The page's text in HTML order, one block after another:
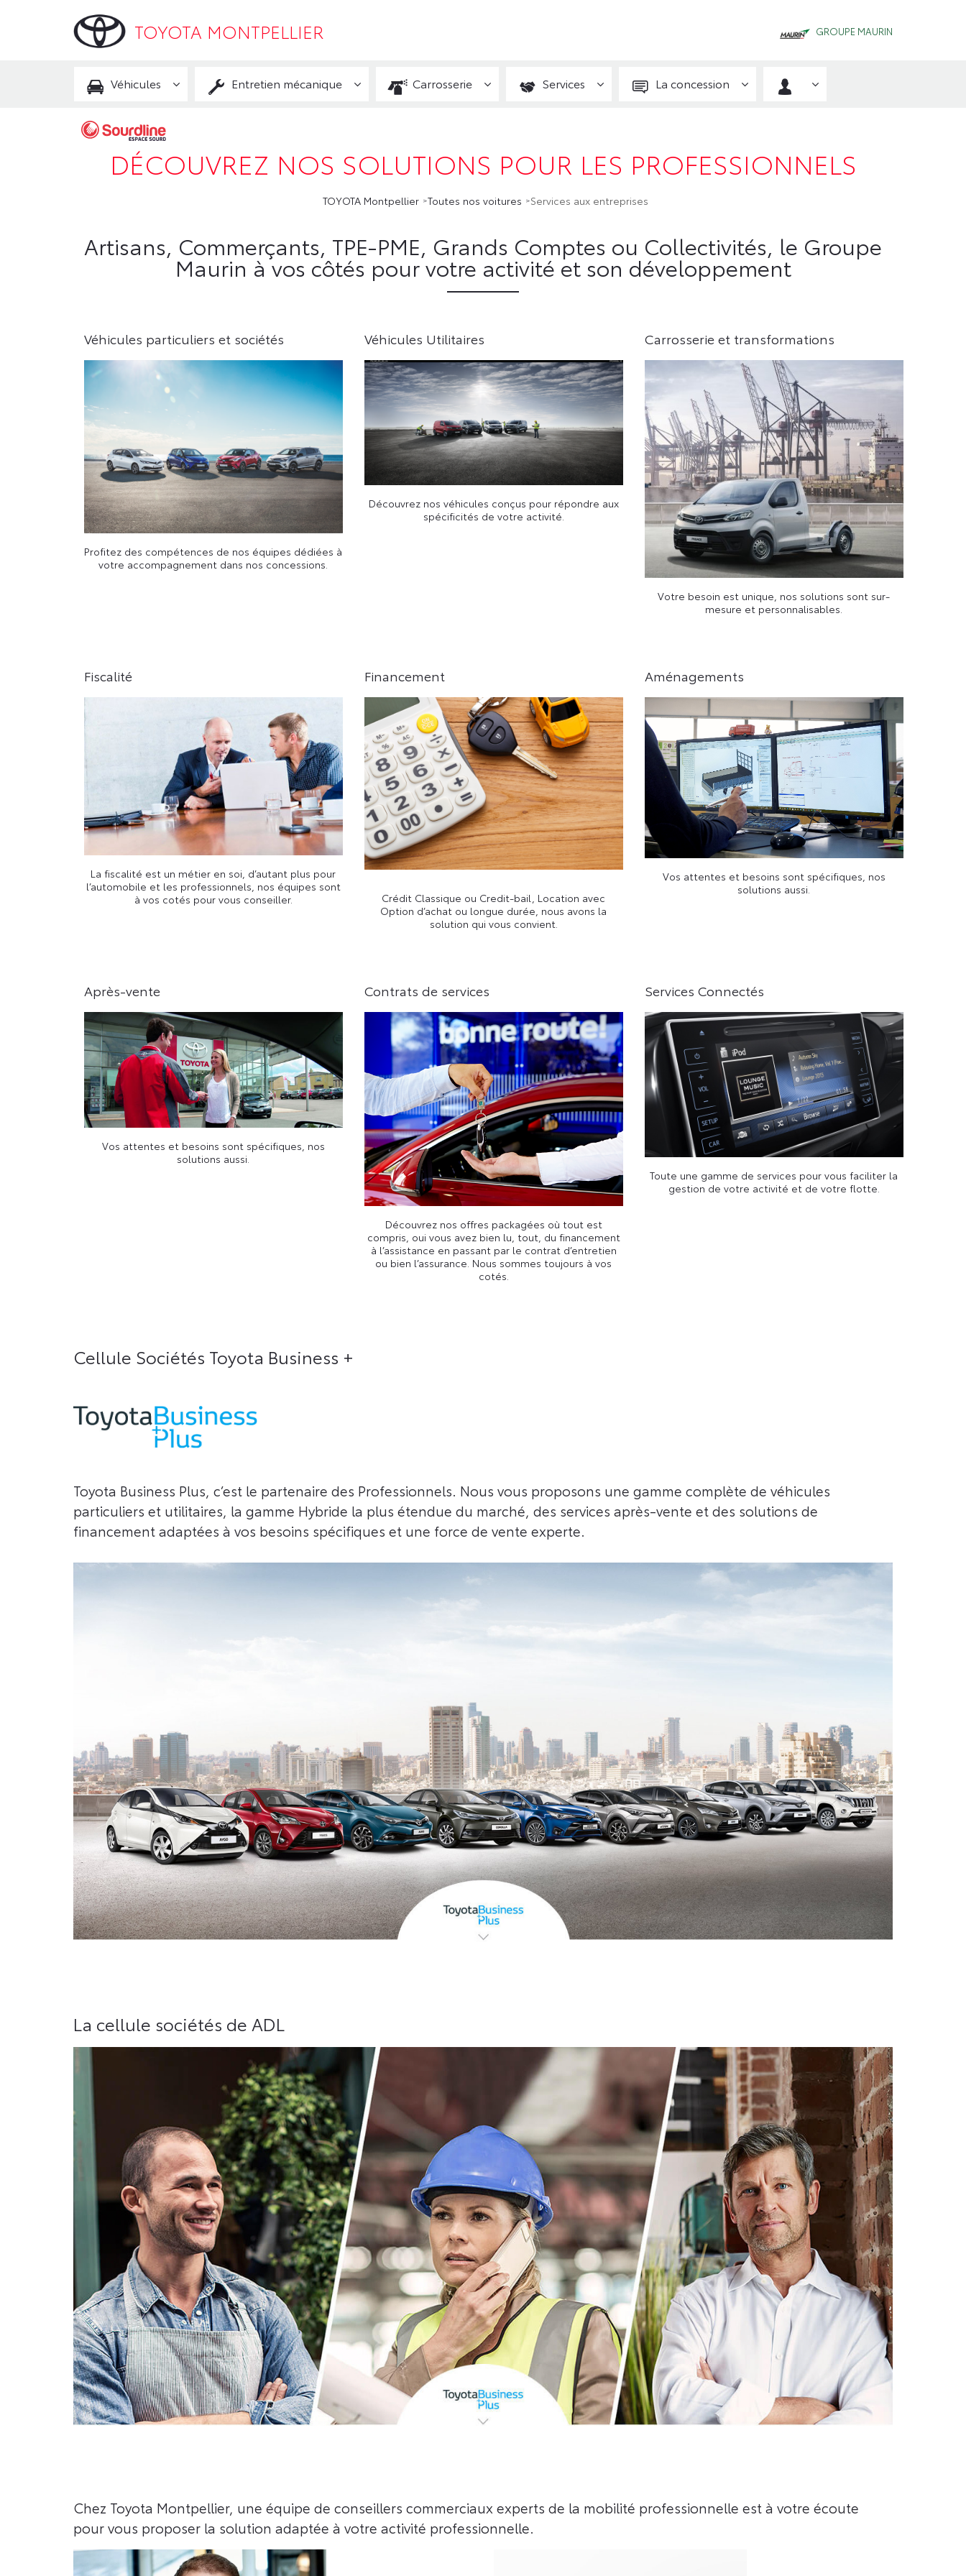
TOYOTA MONTPELLIER GROUPE MAURIN
Véhicules Entretien mécanique Carrosserie Services La concession
DÉCOUVREZ NOS SOLUTIONS POUR LES PROFESSIONNELS
TOYOTA Montpellier Toutes nos voitures Services aux entreprises
Artisans, Commerçants, TPE-PME, Grands Comptes ou Collectivités, le Groupe
Maurin à vos côtés pour votre activité et son développement
Véhicules particuliers et sociétés
Profitez des compétences de nos équipes dédiées à
votre accompagnement dans nos concessions.
Véhicules Utilitaires
Découvrez nos véhicules conçus pour répondre aux
spécificités de votre activité.
Carrosserie et transformations
Votre besoin est unique, nos solutions sont sur-
mesure et personnalisables.
Fiscalité
La fiscalité est un métier en soi, d’autant plus pour
l’automobile et les professionnels, nos équipes sont
à vos cotés pour vous conseiller.
Financement
Crédit Classique ou Credit-bail, Location avec
Option d’achat ou longue durée, nous avons la
solution qui vous convient.
Aménagements
Vos attentes et besoins sont spécifiques, nos
solutions aussi.
Après-vente
Vos attentes et besoins sont spécifiques, nos
solutions aussi.
Contrats de services
Découvrez nos offres packagées où tout est
compris, oui vous avez bien lu, tout, du financement
à l’assistance en passant par le contrat d’entretien
ou bien l’assurance. Nous sommes toujours à vos
cotés.
Services Connectés
Toute une gamme de services pour vous faciliter la
gestion de votre activité et de votre flotte.
Cellule Sociétés Toyota Business +
Toyota Business Plus, c’est le partenaire des Professionnels. Nous vous proposons une gamme complète de véhicules
particuliers et utilitaires, la gamme Hybride la plus étendue du marché, des services après-vente et des solutions de
financement adaptées à vos besoins spécifiques et une force de vente experte.
La cellule sociétés de ADL
Chez Toyota Montpellier, une équipe de conseillers commerciaux experts de la mobilité professionnelle est à votre écoute
pour vous proposer la solution adaptée à votre activité professionnelle.